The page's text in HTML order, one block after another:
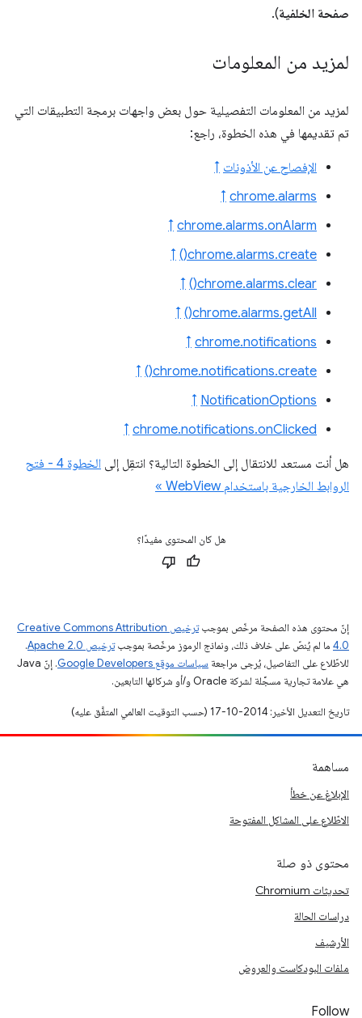
صفحة الخلفية).
لمزيد من المعلومات
لمزيد من المعلومات التفصيلية حول بعض واجهات برمجة التطبيقات التي
تم تقديمها في هذه الخطوة، راجع:
الإفصاح عن الأذونات ↑
chrome.alarms
↑
chrome.alarms.onAlarm
↑
chrome.alarms.create()
↑
chrome.alarms.clear()
↑
chrome.alarms.getAll()
↑
chrome.notifications
↑
chrome.notifications.create()
↑
NotificationOptions
↑
chrome.notifications.onClicked
↑
هل أنت مستعد للانتقال إلى الخطوة التالية؟ انتقِل إلى
الخطوة 4 - فتح
الروابط الخارجية باستخدام WebView »
هل كان المحتوى مفيدًا؟
إنّ محتوى هذه الصفحة مرخّص بموجب
ترخيص Creative Commons Attribution
4.0‏ ما لم يُنصّ على خلاف ذلك، ونماذج الرموز مرخّصة بموجبترخيص Apache 2.0‏
.
للاطّلاع على التفاصيل، يُرجى مراجعة سياسات موقع Google Developers‏
. إنّ Java
هي علامة تجارية مسجَّلة لشركة Oracle و/أو شركائها التابعين.
تاريخ التعديل الأخير: 2014-10-17 (حسب التوقيت العالمي المتفَّق عليه)
مساهمة
الإبلاغ عن خطأ
الاطّلاع على المشاكل المفتوحة
محتوى ذو صلة
تحديثات Chromium
دراسات الحالة
الأرشيف
ملفات البودكاست والعروض
Follow